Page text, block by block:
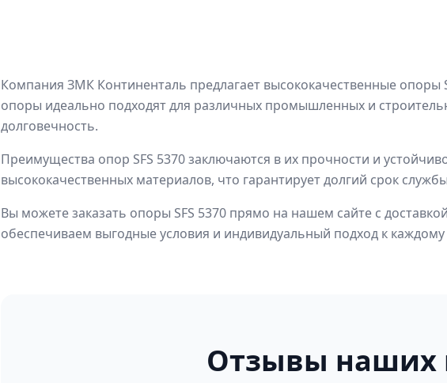
Компания ЗМК Континенталь предлагает высококачественные опоры
опоры идеально подходят для различных промышленных и
долговечность.
Преимущества опор SFS 5370 заключаются в их прочности и
высококачественных материалов, что гарантирует долгий срок
Вы можете заказать опоры SFS 5370 прямо на нашем сайте с
обеспечиваем выгодные условия и индивидуальный подход к каждому
Отзывы наших